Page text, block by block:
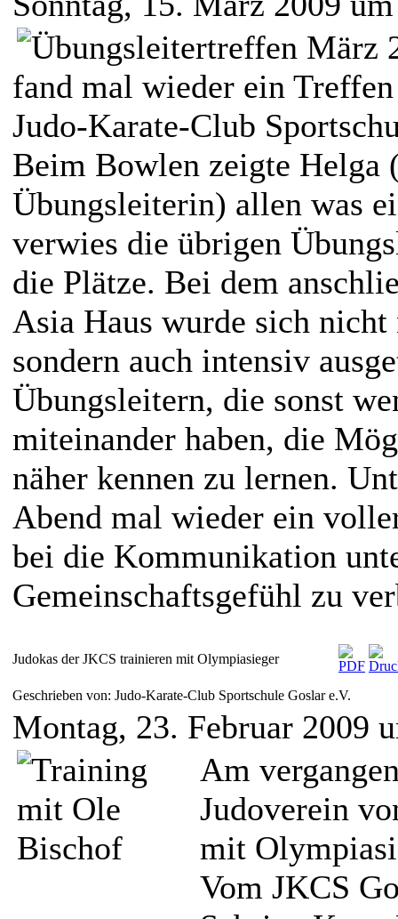
fand mal wieder ein
Judo-Karate-Club
Beim Bowlen zeigte Helga
Übungsleiterin) allen was
verwies die übrigen
die Plätze. Bei dem
Asia Haus wurde sich
sondern auch intensiv
Übungsleitern, die sonst
miteinander haben, die
näher kennen zu lernen.
Abend mal wieder ein
bei die Kommunikation
Gemeinschaftsgefühl zu
Judokas der JKCS trainieren mit Olympiasieger
Geschrieben von: Judo-Karate-Club Sportschule Goslar e.V.
Montag, 23. Februar 2009
Am
Judoverein
mit
Vom JKCS